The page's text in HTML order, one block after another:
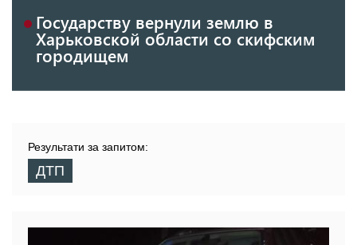
Государству вернули землю в
Харьковской области со скифским
городищем
Результати за запитом:
ДТП